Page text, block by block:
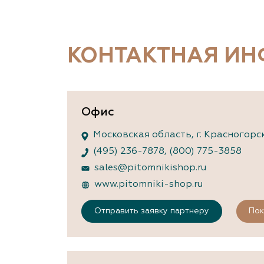
КОНТАКТНАЯ
Офис
Московская область, г.
(495) 236-7878, (800) 775-3858
sales@pitomnikishop.ru
www.pitomniki-shop.ru
Отправить заявку партнеру